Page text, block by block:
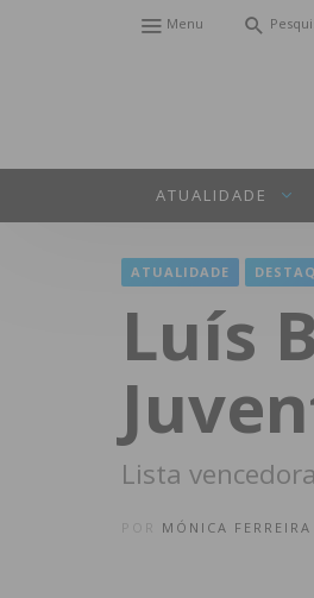
Menu
ATUALIDADE
ATUALIDADE
Luís
Lista
MÓNICA FERREIRA